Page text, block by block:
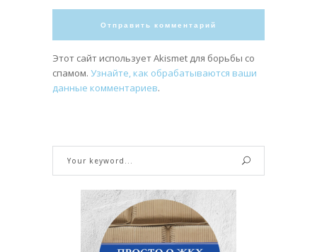
Этот сайт использует Akismet для борьбы со
спамом. Узнайте, как обрабатываются ваши
данные комментариев.